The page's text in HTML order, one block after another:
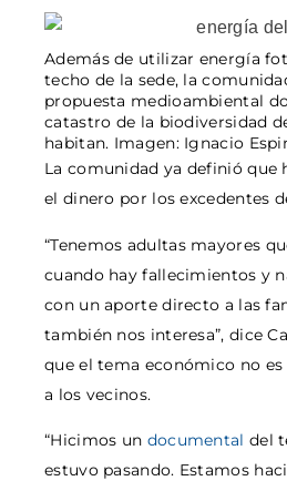
Además de utilizar energía
techo de la sede, la
propuesta medioambiental
catastro de la biodiversidad
habitan. Imagen: Ignacio
La comunidad ya definió que
el dinero por los excedentes
“Tenemos adultas mayores
cuando hay fallecimientos y
con un aporte directo a las
también nos interesa”, dice
que el tema económico no
a los vecinos.
“Hicimos un documental del
estuvo pasando. Estamos